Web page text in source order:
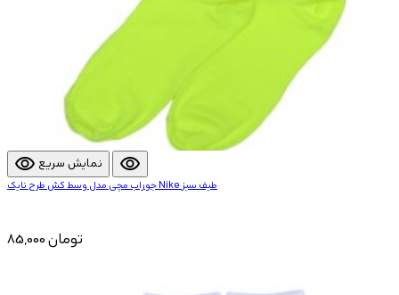
visibility نمایش سریع visibility
جوراب مچی مدل وسط کش طرح نایک Nike طیف سبز
85,000 تومان